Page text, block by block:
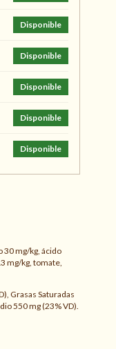
Disponible
Disponible
Disponible
Disponible
Disponible
30 mg/kg, ácido
mg/kg, tomate,
Grasas Saturadas
550 mg (23% VD).